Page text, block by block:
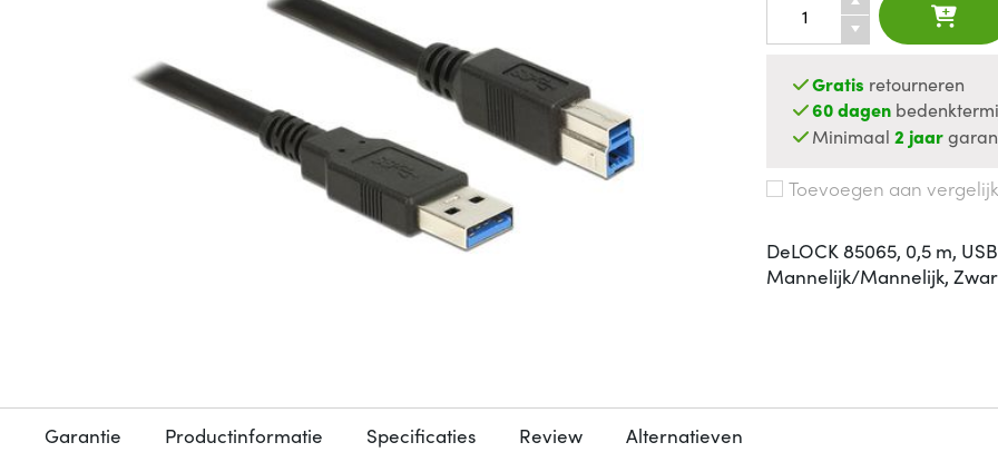
Gratis retourneren
60 dagen
Minimaal2 jaar
Toevoegen aan
DeLOCK 85065, 0,5 m,
Mannelijk/Mannelijk,
Garantie Productinformatie Specificaties Review Alternatieven